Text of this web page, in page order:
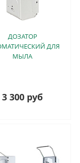
ДОЗАТОР
ДЛЯ
МЫЛА
3 300 руб